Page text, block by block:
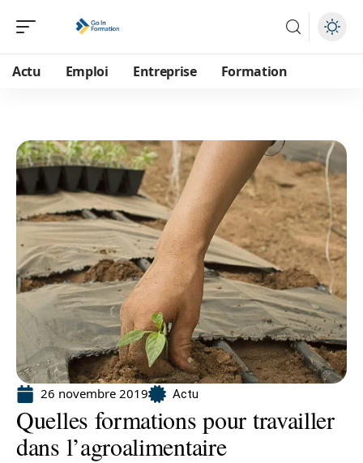
Actu Emploi Entreprise Formation
26 novembre 2019 Actu
Quelles formations pour travailler
dans l’agroalimentaire